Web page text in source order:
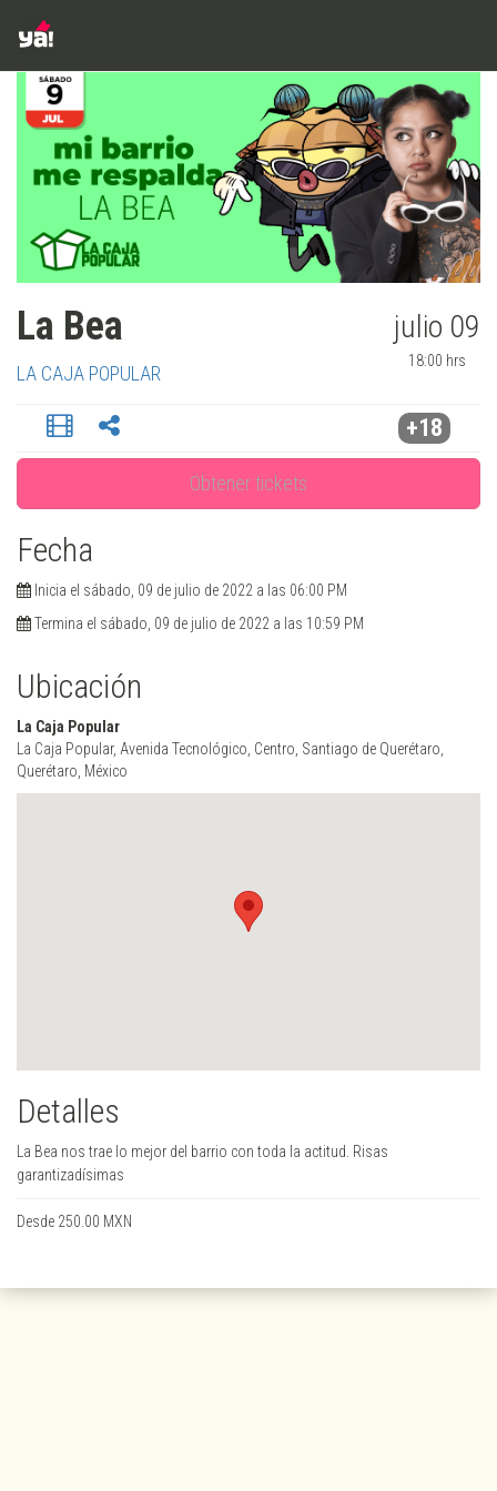
La Bea
LA CAJA POPULAR
julio 09
18:00 hrs
+18
Obtener tickets
Fecha
Inicia el sábado, 09 de julio de 2022 a las 06:00 PM
Termina el sábado, 09 de julio de 2022 a las 10:59 PM
Ubicación
La Caja Popular
La Caja Popular, Avenida Tecnológico, Centro, Santiago de Querétaro,
Querétaro, México
Detalles
La Bea nos trae lo mejor del barrio con toda la actitud. Risas
garantizadísimas
Desde 250.00 MXN